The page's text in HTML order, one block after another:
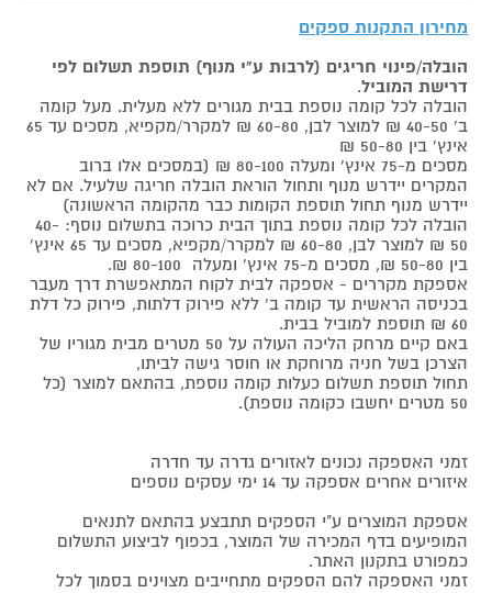
מחירון התקנות ספקים
הובלה/פינוי חריגים (לרבות ע"י מנוף) תוספת תשלום לפי
דרישת המוביל.
הובלה לכל קומה נוספת בבית מגורים ללא מעלית. מעל קומה
ב' 40-50 ₪ למוצר לבן, 60-80 ₪ למקרר/מקפיא, מסכים עד 65
אינץ' בין 50-80 ₪
מסכים מ-75 אינץ' ומעלה 80-100 ₪ (במסכים אלו ברוב
המקרים יידרש מנוף ותחול הוראת הובלה חריגה שלעיל. אם לא
יידרש מנוף תחול תוספת הקומות כבר מהקומה הראשונה)
הובלה לכל קומה נוספת בתוך הבית כרוכה בתשלום נוסף: 40-
50 ₪ למוצר לבן, 60-80 ₪ למקרר/מקפיא, מסכים עד 65 אינץ'
בין 50-80 ₪, מסכים מ-75 אינץ' ומעלה 80-100 ₪.
אספקת מקררים - אספקה לבית לקוח המתאפשרת דרך מעבר
בכניסה הראשית עד קומה ב' ללא פירוק דלתות, פירוק כל דלת
60 ₪ תוספת למוביל בבית.
באם קיים מרחק הליכה העולה על 50 מטרים מבית מגוריו של
הצרכן בשל חניה מרוחקת או חוסר גישה לביתו,
תחול תוספת תשלום כעלות קומה נוספת, בהתאם למוצר (כל
50 מטרים יחשבו כקומה נוספת).
זמני האספקה נכונים לאזורים גדרה עד חדרה
איזורים אחרים אספקה עד 14 ימי עסקים נוספים
אספקת המוצרים ע"י הספקים תתבצע בהתאם לתנאים
המופיעים בדף המכירה של המוצר, בכפוף לביצוע התשלום
כמפורט בתקנון האתר.
זמני האספקה להם הספקים מתחייבים מצוינים בסמוך לכל